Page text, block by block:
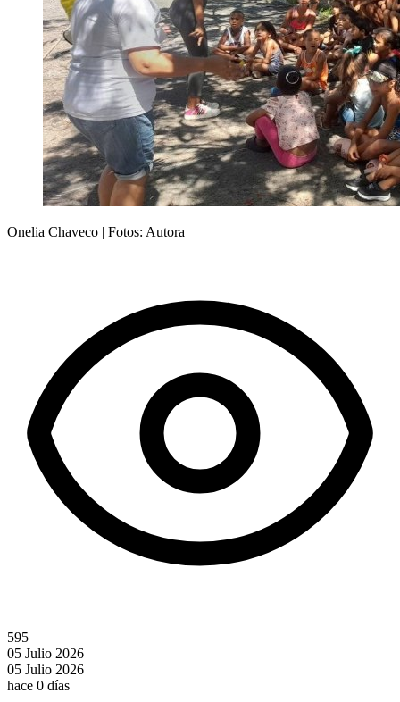
Onelia Chaveco | Fotos: Autora
595
05 Julio 2026
05 Julio 2026
hace 0 días